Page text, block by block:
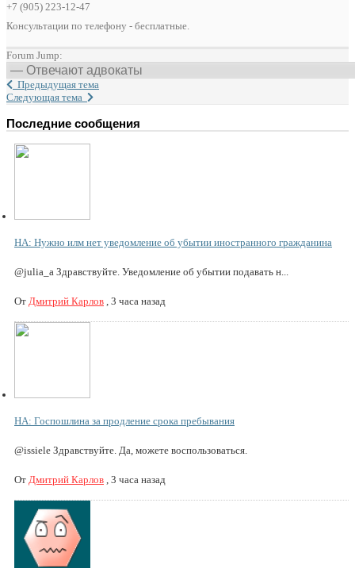
+7 (905) 223-12-47
Консультации по телефону - бесплатные.
Forum Jump:
Предыдущая тема
Следующая тема
Последние сообщения
НА: Нужно илм нет уведомление об убытии иностранного гражданина
@julia_a Здравствуйте. Уведомление об убытии подавать н...
От Дмитрий Карлов , 3 часа назад
НА: Госпошлина за продление срока пребывания
@issiele Здравствуйте. Да, можете воспользоваться.
От Дмитрий Карлов , 3 часа назад